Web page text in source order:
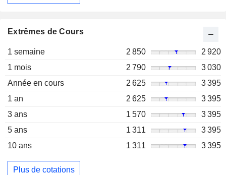
Extrêmes de Cours
1 semaine 2 850
2 920
1 mois
2 790
3 030
Année en cours
2 625
3 395
1 an
2 625
3 395
3 ans
1 570
3 395
5 ans
1 311
3 395
10 ans
1 311 3 395
Plus de cotations